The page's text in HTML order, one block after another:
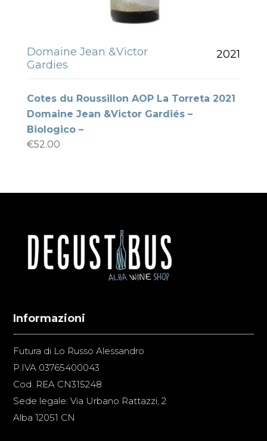
Domaine Jean &Victor
Gardies
2021
Cotes du Roussillon AOP La Torreta 2021
Domaine Jean &Victor Gardiés –
Biologico –
€52.00
Informazioni
Futura di Lo Russo Alessandro
P.IVA 03765400043
Cod. REA CN315248
Sede legale: Via Urbano Rattazzi, 2
Alba 12051 CN